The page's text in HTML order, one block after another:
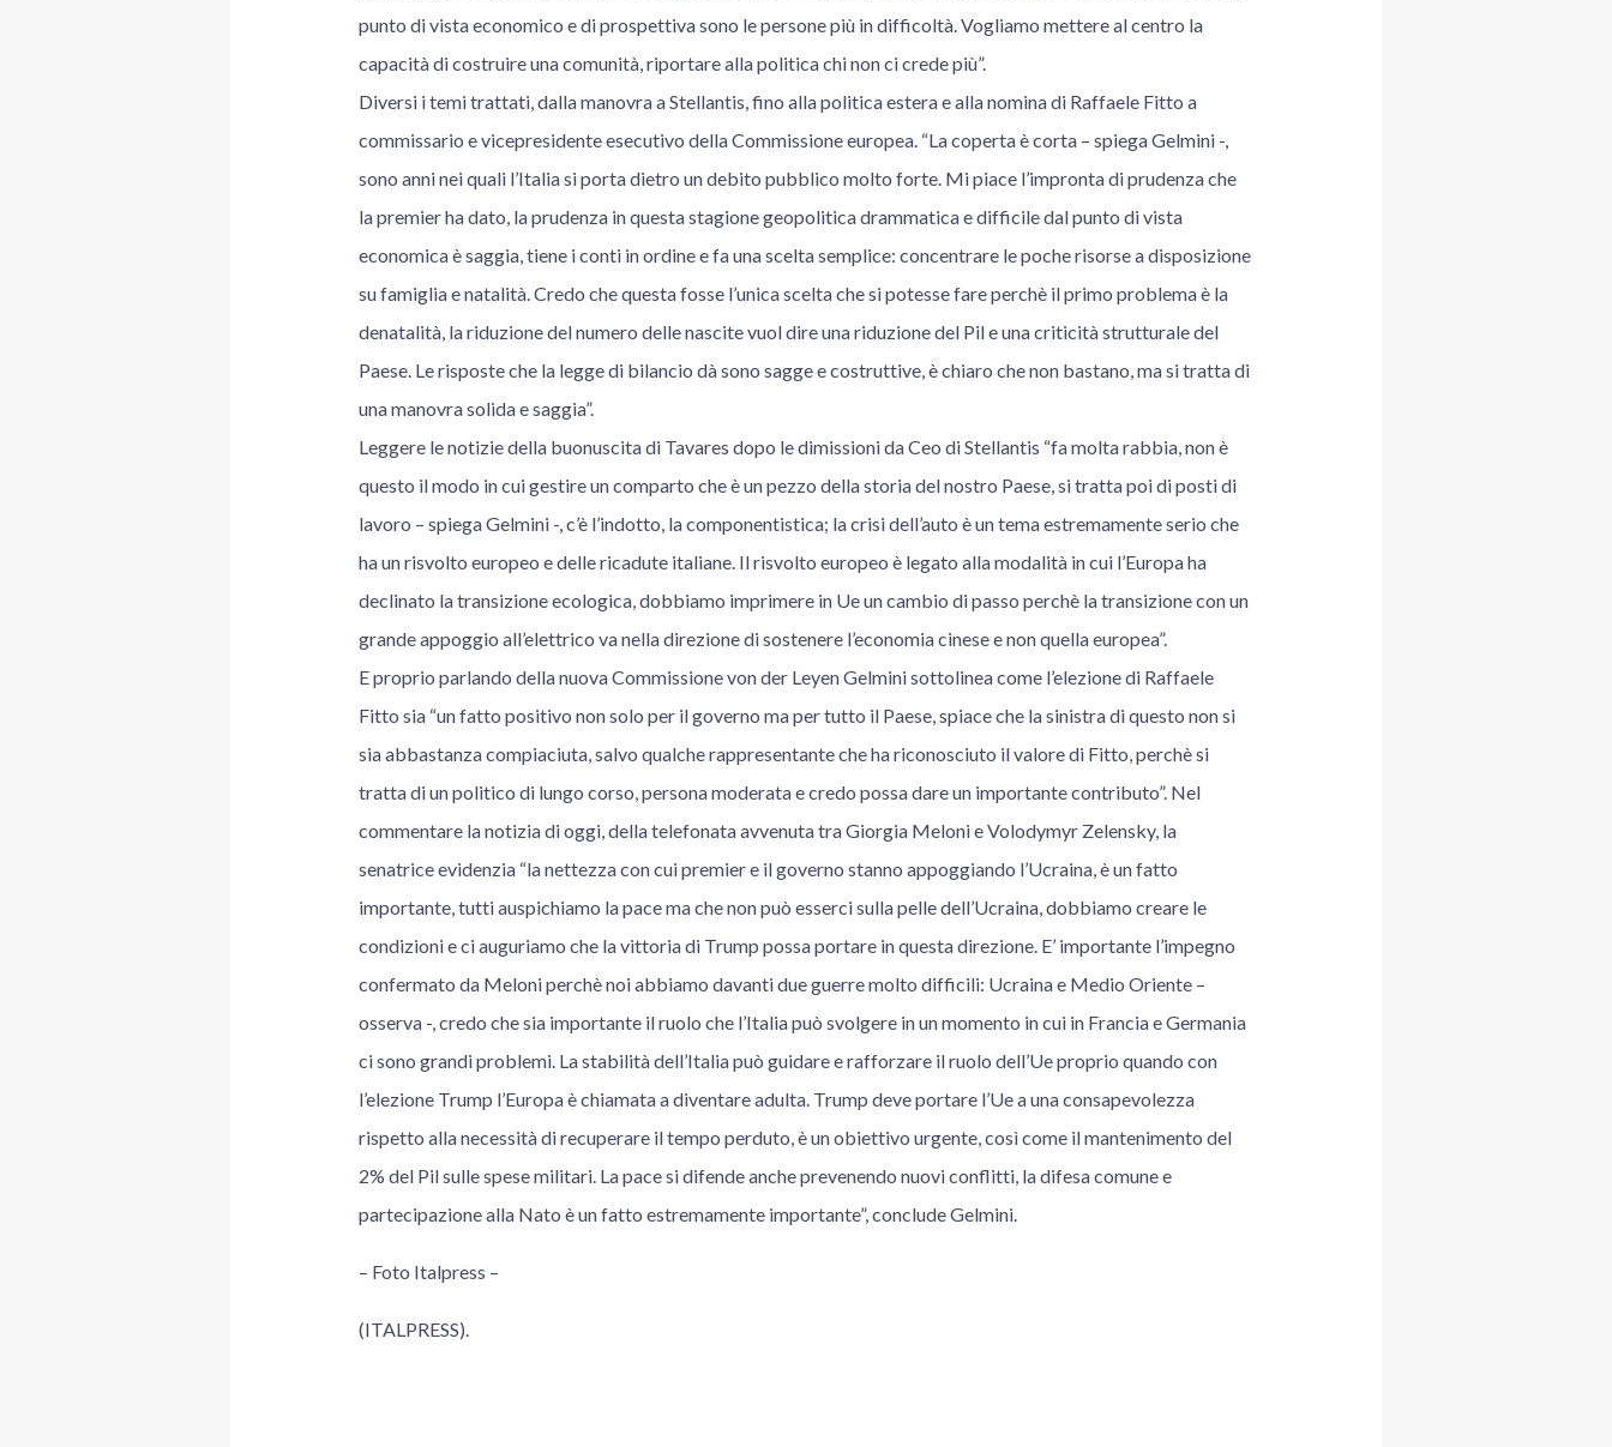
punto di vista economico e di prospettiva sono le persone più in difficoltà. Vogliamo mettere al centro la
capacità di costruire una comunità, riportare alla politica chi non ci crede più”.
Diversi i temi trattati, dalla manovra a Stellantis, fino alla politica estera e alla nomina di Raffaele Fitto a
commissario e vicepresidente esecutivo della Commissione europea. “La coperta è corta – spiega Gelmini -,
sono anni nei quali l’Italia si porta dietro un debito pubblico molto forte. Mi piace l’impronta di prudenza che
la premier ha dato, la prudenza in questa stagione geopolitica drammatica e difficile dal punto di vista
economica è saggia, tiene i conti in ordine e fa una scelta semplice: concentrare le poche risorse a disposizione
su famiglia e natalità. Credo che questa fosse l’unica scelta che si potesse fare perchè il primo problema è la
denatalità, la riduzione del numero delle nascite vuol dire una riduzione del Pil e una criticità strutturale del
Paese. Le risposte che la legge di bilancio dà sono sagge e costruttive, è chiaro che non bastano, ma si tratta di
una manovra solida e saggia”.
Leggere le notizie della buonuscita di Tavares dopo le dimissioni da Ceo di Stellantis “fa molta rabbia, non è
questo il modo in cui gestire un comparto che è un pezzo della storia del nostro Paese, si tratta poi di posti di
lavoro – spiega Gelmini -, c’è l’indotto, la componentistica; la crisi dell’auto è un tema estremamente serio che
ha un risvolto europeo e delle ricadute italiane. Il risvolto europeo è legato alla modalità in cui l’Europa ha
declinato la transizione ecologica, dobbiamo imprimere in Ue un cambio di passo perchè la transizione con un
grande appoggio all’elettrico va nella direzione di sostenere l’economia cinese e non quella europea”.
E proprio parlando della nuova Commissione von der Leyen Gelmini sottolinea come l’elezione di Raffaele
Fitto sia “un fatto positivo non solo per il governo ma per tutto il Paese, spiace che la sinistra di questo non si
sia abbastanza compiaciuta, salvo qualche rappresentante che ha riconosciuto il valore di Fitto, perchè si
tratta di un politico di lungo corso, persona moderata e credo possa dare un importante contributo”. Nel
commentare la notizia di oggi, della telefonata avvenuta tra Giorgia Meloni e Volodymyr Zelensky, la
senatrice evidenzia “la nettezza con cui premier e il governo stanno appoggiando l’Ucraina, è un fatto
importante, tutti auspichiamo la pace ma che non può esserci sulla pelle dell’Ucraina, dobbiamo creare le
condizioni e ci auguriamo che la vittoria di Trump possa portare in questa direzione. E’ importante l’impegno
confermato da Meloni perchè noi abbiamo davanti due guerre molto difficili: Ucraina e Medio Oriente –
osserva -, credo che sia importante il ruolo che l’Italia può svolgere in un momento in cui in Francia e Germania
ci sono grandi problemi. La stabilità dell’Italia può guidare e rafforzare il ruolo dell’Ue proprio quando con
l’elezione Trump l’Europa è chiamata a diventare adulta. Trump deve portare l’Ue a una consapevolezza
rispetto alla necessità di recuperare il tempo perduto, è un obiettivo urgente, così come il mantenimento del
2% del Pil sulle spese militari. La pace si difende anche prevenendo nuovi conflitti, la difesa comune e
partecipazione alla Nato è un fatto estremamente importante”, conclude Gelmini.
– Foto Italpress –
(ITALPRESS).